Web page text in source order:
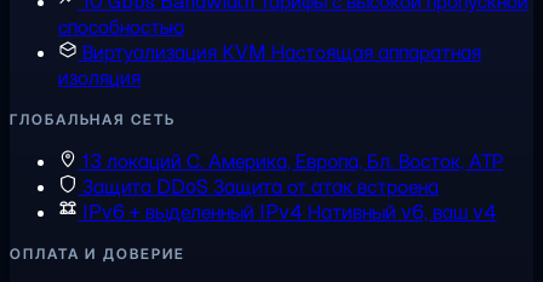
способностью
Виртуализация KVM Настоящая аппаратная
изоляция
ГЛОБАЛЬНАЯ СЕТЬ
13 локаций С. Америка, Европа, Бл. Восток, АТР
Защита DDoS Защита от атак встроена
IPv6 + выделенный IPv4 Нативный v6, ваш v4
ОПЛАТА И ДОВЕРИЕ